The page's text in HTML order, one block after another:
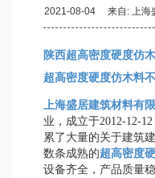
2021-08-04 来自: 上
陕西超高密度硬度仿
超高密度硬度仿木料
上海盛居建筑材料有
业，成立于2012-12-
累了大量的关于建筑
数条成熟的超高密度
设备齐全，产品质量